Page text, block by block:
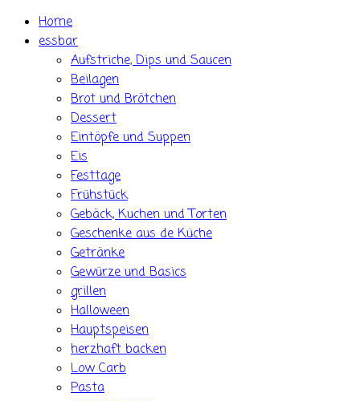
Skip Home
essbar
Aufstriche, Dips und Saucen
Beilagen
Brot und Brötchen
Dessert
Eintöpfe und Suppen
Eis
Festtage
Frühstück
Gebäck, Kuchen und Torten
Geschenke aus de Küche
Getränke
Gewürze und Basics
grillen
Halloween
Hauptspeisen
herzhaft backen
Low Carb
Pasta